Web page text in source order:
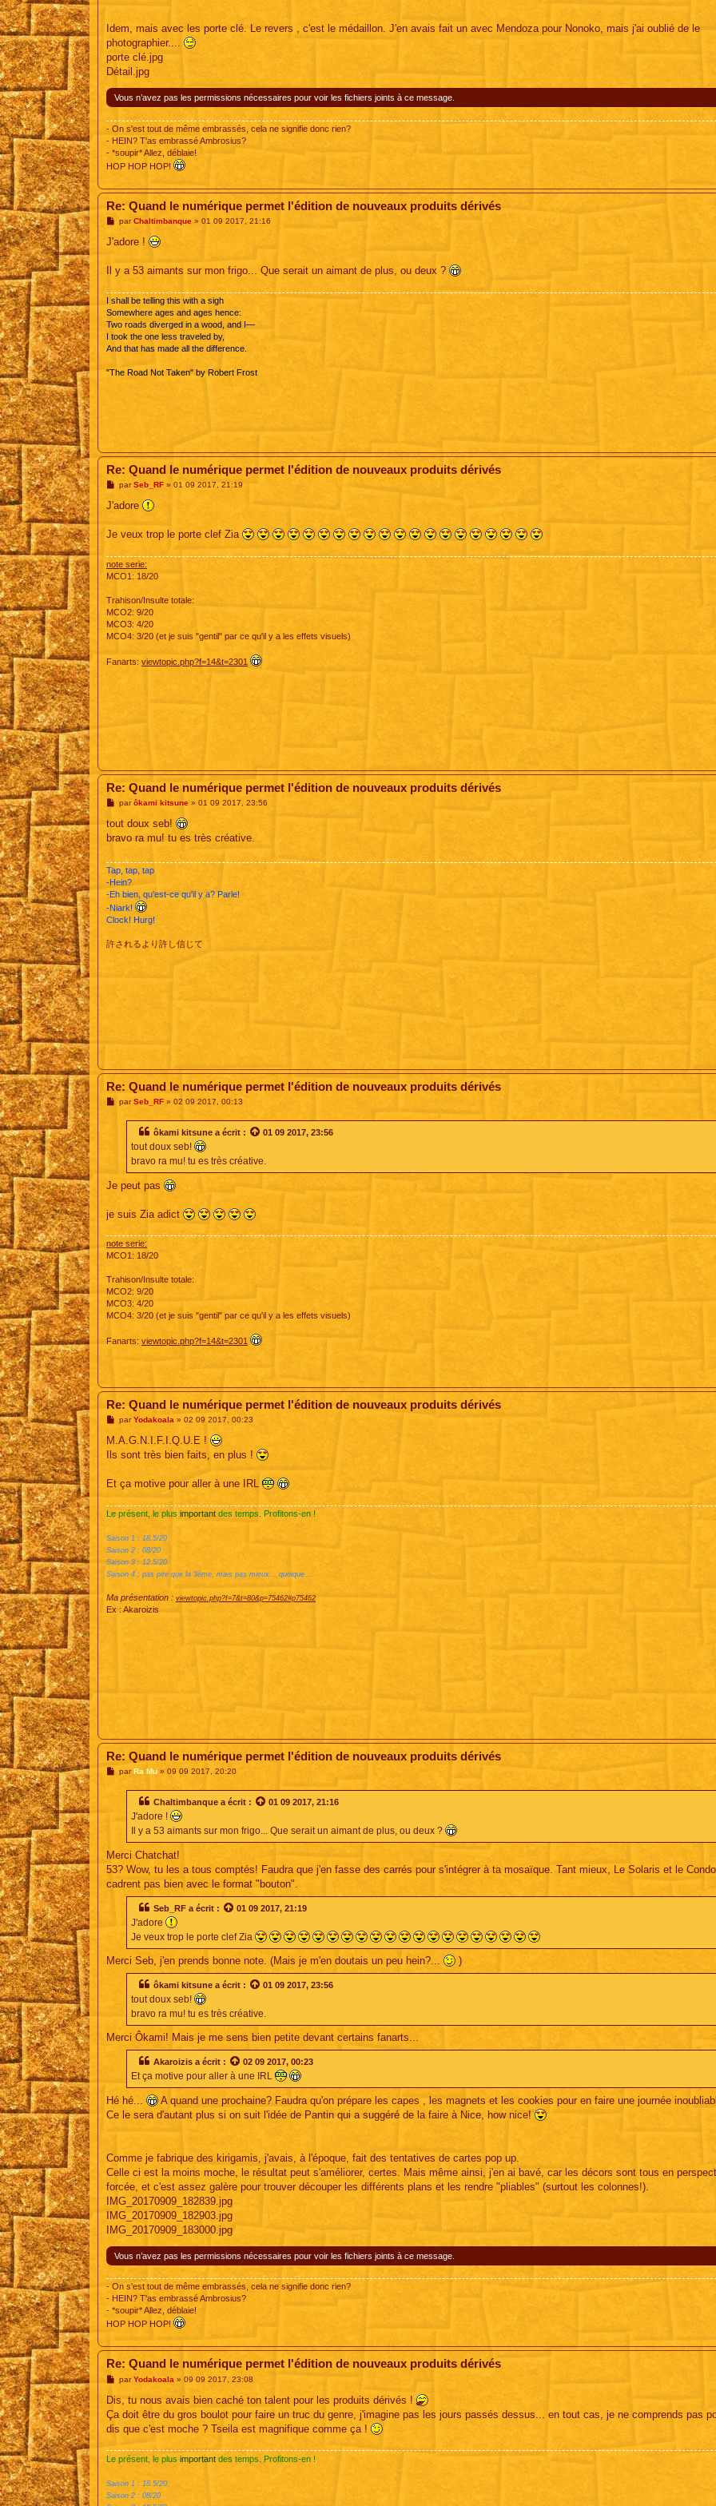
Idem, mais avec les porte clé. Le revers , c'est le médaillon. J'en avais fait un avec Mendoza pour Nonoko, mais j'ai oublié de le
photographier....
porte clé.jpg
Détail.jpg
Vous n’avez pas les permissions nécessaires pour voir les fichiers joints à ce message.
- On s'est tout de même embrassés, cela ne signifie donc rien?
- HEIN? T'as embrassé Ambrosius?
- *soupir* Allez, déblaie!
HOP HOP HOP!
Re: Quand le numérique permet l'édition de nouveaux produits dérivés
M
s
g
e
parChaltimbanque» 01 09 2017, 21:16
J'adore !
Il y a 53 aimants sur mon frigo... Que serait un aimant de plus, ou deux ?
I shall be telling this with a sigh
Somewhere ages and ages hence:
Two roads diverged in a wood, and I—
I took the one less traveled by,
And that has made all the difference.
"The Road Not Taken" by Robert Frost
Re: Quand le numérique permet l'édition de nouveaux produits dérivés
M
s
g
par Seb_RF» 01 09 2017, 21:19
J'adore
Je veux trop le porte clef Zia
note serie:
MCO1: 18/20
Trahison/Insulte totale:
MCO2: 9/20
MCO3: 4/20
MCO4: 3/20 (et je suis "gentil" par ce qu'il y a les effets visuels)
Fanarts: viewtopic.php?f=14&t=2301
Re: Quand le numérique permet l'édition de nouveaux produits dérivés
M
s
a
parôkami kitsune» 01 09 2017, 23:56
tout doux seb!
bravo ra mu! tu es très créative.
Tap, tap, tap
-Hein?
-Eh bien, qu'est-ce qu'il y a? Parle!
-Niark!
Clock! Hurg!
許されるより許し信じて
Re: Quand le numérique permet l'édition de nouveaux produits dérivés
MparSeb_RF» 02 09 2017, 00:13
ôkami kitsune a écrit : 01 09 2017, 23:56
tout doux seb!
bravo ra mu! tu es très créative.
Je peut pas
je suis Zia adict
note serie:
MCO1: 18/20
Trahison/Insulte totale:
MCO2: 9/20
MCO3: 4/20
MCO4: 3/20 (et je suis "gentil" par ce qu'il y a les effets visuels)
Fanarts: viewtopic.php?f=14&t=2301
Re: Quand le numérique permet l'édition de nouveaux produits dérivés
M
s
a
parYodakoala» 02 09 2017, 00:23
M.A.G.N.I.F.I.Q.U.E !
Ils sont très bien faits, en plus !
Et ça motive pour aller à une IRL
Le présent, le plus important des temps. Profitons-en !
Saison 1 : 18.5/20
Saison 2 : 08/20
Saison 3 : 12.5/20
Saison 4 : pas pire que la 3ème, mais pas mieux... quoique...
Ma présentation : viewtopic.php?f=7&t=80&p=75462#p75462
Ex : Akaroizis
Re: Quand le numérique permet l'édition de nouveaux produits dérivés
MparRa Mu» 09 09 2017, 20:20
Chaltimbanque a écrit : 01 09 2017, 21:16
J'adore !
Il y a 53 aimants sur mon frigo... Que serait un aimant de plus, ou deux ?
Merci Chatchat!
53? Wow, tu les a tous comptés! Faudra que j'en fasse des carrés pour s'intégrer à ta mosaïque. Tant mieux, Le Solaris et le
cadrent pas bien avec le format "bouton".
Seb_RF a écrit : 01 09 2017, 21:19
J'adore
Je veux trop le porte clef Zia
Merci Seb, j'en prends bonne note. (Mais je m'en doutais un peu hein?... )
ôkami kitsune a écrit : 01 09 2017, 23:56
tout doux seb!
bravo ra mu! tu es très créative.
Merci Ôkami! Mais je me sens bien petite devant certains fanarts...
Akaroizis a écrit : 02 09 2017, 00:23
Et ça motive pour aller à une IRL
Hé hé...
A quand une prochaine? Faudra qu'on prépare les capes , les magnets et les cookies pour en faire une journée
Ce le sera d'autant plus si on suit l'idée de Pantin qui a suggéré de la faire à Nice, how nice!
Comme je fabrique des kirigamis, j'avais, à l'époque, fait des tentatives de cartes pop up.
Celle ci est la moins moche, le résultat peut s'améliorer, certes. Mais même ainsi, j'en ai bavé, car les décors sont tous en
forcée, et c'est assez galère pour trouver découper les différents plans et les rendre "pliables" (surtout les colonnes!).
IMG_20170909_182839.jpg
IMG_20170909_182903.jpg
IMG_20170909_183000.jpg
Vous n’avez pas les permissions nécessaires pour voir les fichiers joints à ce message.
- On s'est tout de même embrassés, cela ne signifie donc rien?
- HEIN? T'as embrassé Ambrosius?
- *soupir* Allez, déblaie!
HOP HOP HOP!
Re: Quand le numérique permet l'édition de nouveaux produits dérivés
M
s
a
g
parYodakoala » 09 09 2017, 23:08
Dis, tu nous avais bien caché ton talent pour les produits dérivés !
Ça doit être du gros boulot pour faire un truc du genre, j'imagine pas les jours passés dessus... en tout cas, je ne comprends pas
dis que c'est moche ? Tseila est magnifique comme ça !
Le présent, le plus important des temps. Profitons-en !
Saison 1 : 18.5/20
Saison 2 : 08/20